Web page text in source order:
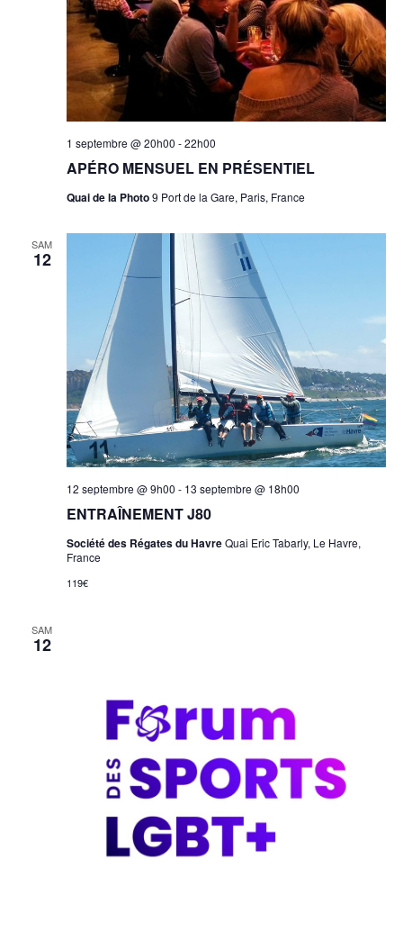
APÉRO MENSUEL EN PRÉSENTIEL
1 septembre @ 20h00 -22h00
Quai de la Photo9 Port de la Gare, Paris, France
SAM
12
ENTRAÎNEMENT J80
12 septembre @ 9h00 - 13 septembre @ 18h00
Société des Régates du HavreQuai Eric Tabarly, Le Havre,
France
119€
SAM
12